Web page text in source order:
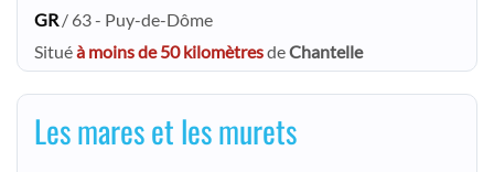
GR / 63 - Puy-de-Dôme
Situéà moins de 50 kilomètresdeChantelle
Les mares et les murets